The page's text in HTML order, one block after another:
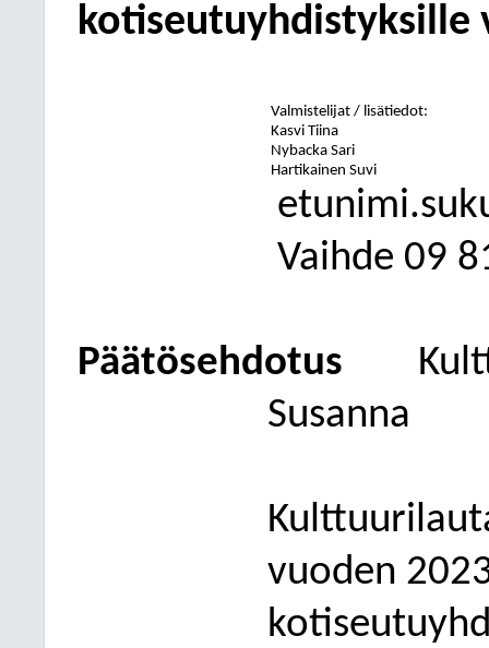
kotiseutuyhdistyksille
Valmistelijat / lisätiedot:
Kasvi Tiina
Nybacka Sari
Hartikainen Suvi
Vaihde 09
Päätösehdotus
Susanna
vuoden